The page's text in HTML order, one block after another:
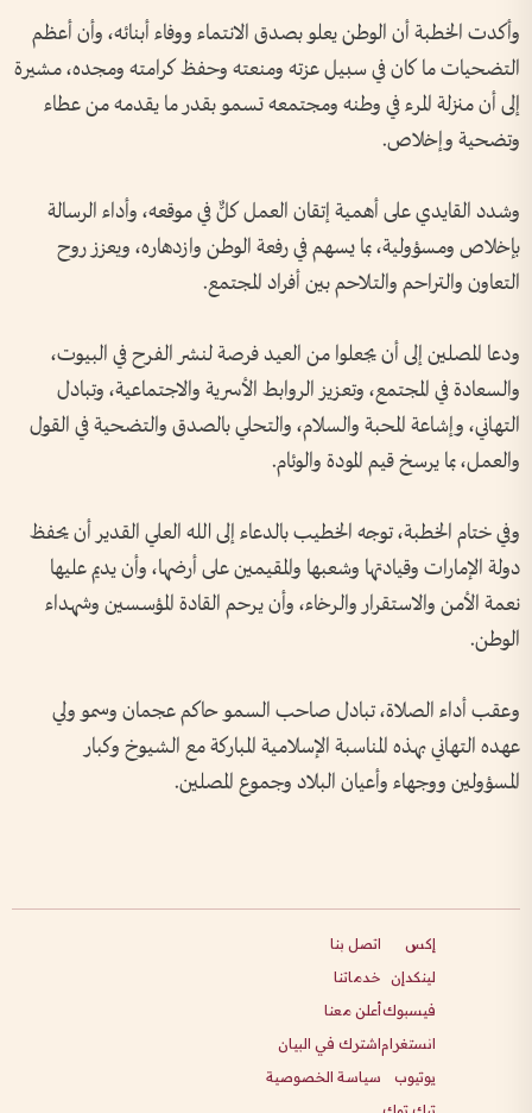
وأكدت الخطبة أن الوطن يعلو بصدق الانتماء ووفاء أبنائه، وأن أعظم
التضحيات ما كان في سبيل عزته ومنعته وحفظ كرامته ومجده، مشيرة
إلى أن منزلة المرء في وطنه ومجتمعه تسمو بقدر ما يقدمه من عطاء
وتضحية وإخلاص.
وشدد القايدي على أهمية إتقان العمل كلٌّ في موقعه، وأداء الرسالة
بإخلاص ومسؤولية، بما يسهم في رفعة الوطن وازدهاره، ويعزز روح
التعاون والتراحم والتلاحم بين أفراد المجتمع.
ودعا المصلين إلى أن يجعلوا من العيد فرصة لنشر الفرح في البيوت،
والسعادة في المجتمع، وتعزيز الروابط الأسرية والاجتماعية، وتبادل
التهاني، وإشاعة المحبة والسلام، والتحلي بالصدق والتضحية في القول
والعمل، بما يرسخ قيم المودة والوئام.
وفي ختام الخطبة، توجه الخطيب بالدعاء إلى الله العلي القدير أن يحفظ
دولة الإمارات وقيادتها وشعبها والمقيمين على أرضها، وأن يديم عليها
نعمة الأمن والاستقرار والرخاء، وأن يرحم القادة المؤسسين وشهداء
الوطن.
وعقب أداء الصلاة، تبادل صاحب السمو حاكم عجمان وسمو ولي
عهده التهاني بهذه المناسبة الإسلامية المباركة مع الشيوخ وكبار
المسؤولين ووجهاء وأعيان البلاد وجموع المصلين.
إكس
لينكدإن
فيسبوك
انستغرام
يوتيوب
اتصل بنا
خدماتنا
أعلن معنا
اشترك في البيان
سياسة الخصوصية